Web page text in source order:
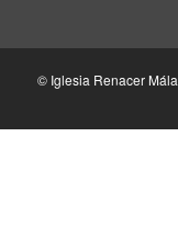
© Iglesia Renacer